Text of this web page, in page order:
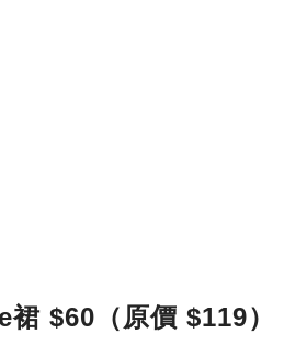
$60（原價 $119）